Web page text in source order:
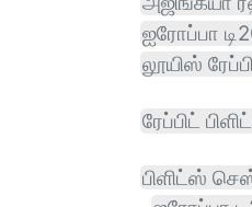
ஐரோப்பா
லூயிஸ்
ரேப்பிட்
பிளிட்ஸ்